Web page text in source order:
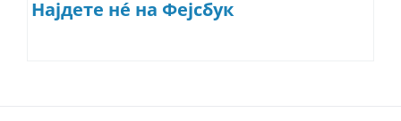
Најдете нé на Фејсбук